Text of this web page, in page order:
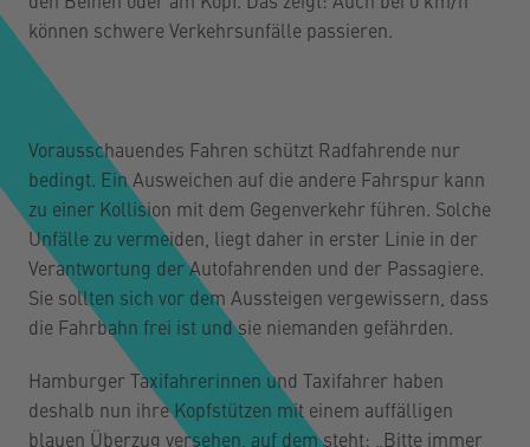
können schwere Verkehrsunfälle passieren.
den YouTube Video-Service zu laden!
Daten zu Ihren Aktivitäten sammeln. Bitte lesen Sie
die Details durch und stimmen Sie der Nutzung des
Service zu, um dieses Video anzusehen.
Mehr Informationen
Akzeptieren
powered byUsercentrics Consent Management
Platform
Vorausschauendes Fahren schützt Radfahrende nur
bedingt. Ein Ausweichen auf die andere Fahrspur kann
zu einer Kollision mit dem Gegenverkehr führen. Solche
Unfälle zu vermeiden, liegt daher in erster Linie in der
Verantwortung der Autofahrenden und der Passagiere.
Sie sollten sich vor dem Aussteigen vergewissern, dass
die Fahrbahn frei ist und sie niemanden gefährden.
Hamburger Taxifahrerinnen und Taxifahrer haben
deshalb nun ihre Kopfstützen mit einem auffälligen
blauen Überzug versehen, auf dem steht: „Bitte immer